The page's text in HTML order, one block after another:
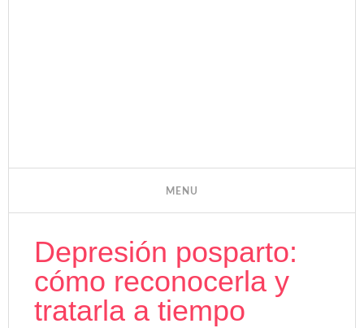
Depresión posparto:
cómo reconocerla y
tratarla a tiempo